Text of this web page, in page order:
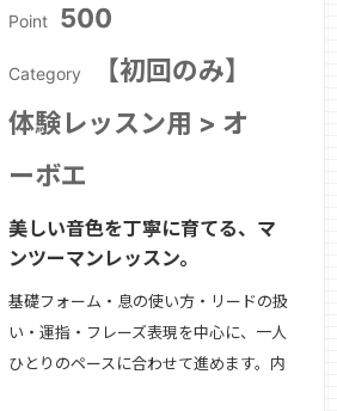
Point 500
Category
【初回のみ】
体験レッスン用 > オ
ーボエ
美しい音色を丁寧に育てる、マ
ンツーマンレッスン。
基礎フォーム・息の使い方・リードの扱
い・運指・フレーズ表現を中心に、一人
ひとりのペースに合わせて進めます。内